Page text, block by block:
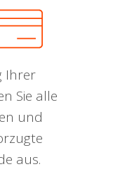
Ihrer
Sie alle
und
aus.